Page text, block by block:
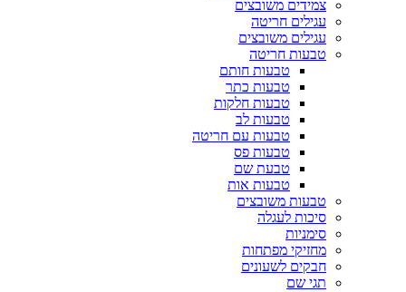
צמידים משובצים
עגילים חריטה
עגילים משובצים
טבעות חריטה
טבעות חותם
טבעות כתר
טבעות חלקות
טבעות לב
טבעות עם חריטה
טבעות פס
טבעת שם
טבעות אות
טבעות משובצים
סיכות לעגלה
סימניות
מחזיקי מפתחות
חבקים לשעונים
תגי שם